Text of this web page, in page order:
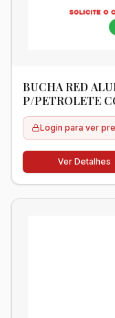
BUCHA RED
P/PETROLETE
Login para ver
Ver Detalhes